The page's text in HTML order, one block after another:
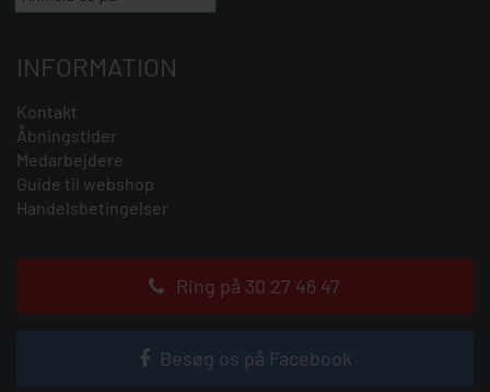
INFORMATION
Kontakt
Åbningstider
Medarbejdere
Guide til webshop
Handelsbetingelser
Ring på 30 27 46 47
Besøg os på Facebook